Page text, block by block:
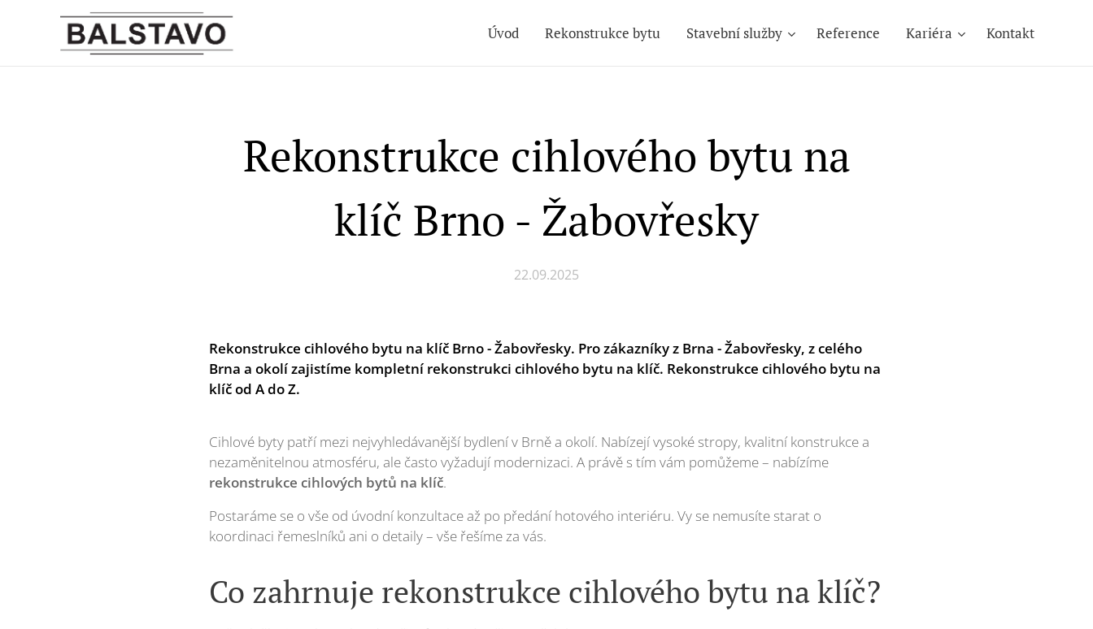
Úvod Rekonstrukce bytu Stavební služby Reference Kariéra Kontakt
Rekonstrukce cihlového bytu na
klíč Brno - Žabovřesky
22.09.2025
Rekonstrukce cihlového bytu na klíč Brno - Žabovřesky. Pro zákazníky z Brna - Žabovřesky, z celého
Brna a okolí zajistíme kompletní rekonstrukci cihlového bytu na klíč. Rekonstrukce cihlového bytu na
klíč od A do Z.
Cihlové byty patří mezi nejvyhledávanější bydlení v Brně a okolí. Nabízejí vysoké stropy, kvalitní konstrukce a
nezaměnitelnou atmosféru, ale často vyžadují modernizaci. A právě s tím vám pomůžeme – nabízíme
rekonstrukce cihlových bytů na klíč.
Postaráme se o vše od úvodní konzultace až po předání hotového interiéru. Vy se nemusíte starat o
koordinaci řemeslníků ani o detaily – vše řešíme za vás.
Co zahrnuje rekonstrukce cihlového bytu na klíč?